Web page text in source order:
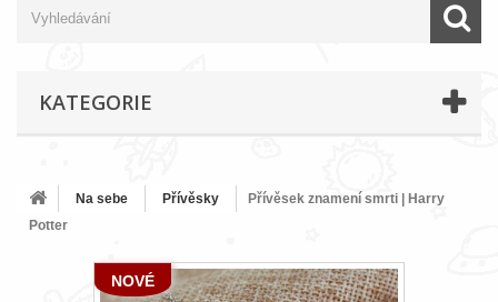
KATEGORIE
Na sebe Přívěsky
Přívěsek znamení smrti | Harry
Potter
NOVÉ